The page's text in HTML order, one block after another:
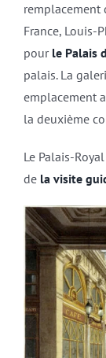
remplacement
France, Louis-
pour le Palais
palais. La
emplacement
la deuxième
Le Palais-
de la visite